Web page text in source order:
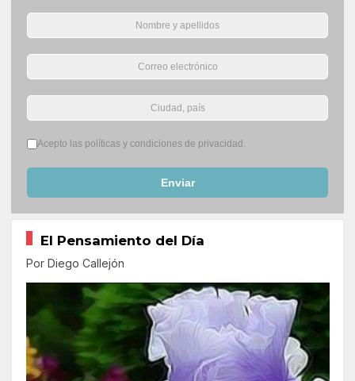
Términos del servicio*
Acepto las políticas y condiciones de privacidad.
Enviar
El Pensamiento del Día
Por Diego Callejón